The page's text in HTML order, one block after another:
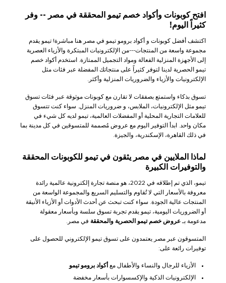
افتح كوبونات وأكواد خصم تيمو المحققة في مصر -- وفر
كثيراً اليوم!
اكتشف أفضل كوبونات و أكواد برومو تيمو في مصر هنا مباشرة! تيمو يقدم
مجموعة واسعة من المنتجات---من الإلكترونيات المبتكرة والأزياء العصرية
إلى الأجهزة المنزلية الفعالة ومواد التجميل الممتازة. استخدم أكواد خصم
تيمو الحصرية لدينا لتوفر كثيراً على منتجاتك المفضلة عبر فئات مثل
الإلكترونيات والأزياء والضروريات المنزلية وأكثر.
تسوق بذكاء واستمتع بصفقات لا تقارن مع كوبونات موثوقة عبر فئات تسوق
تيمو مثل الإلكترونيات، الملابس، و ضروريات المنزل. سواء كنت تتسوق
للعلامات التجارية المحلية أو المفضلات العالمية، تيمو لديه كل شيء في
مكان واحد. ابدأ التوفير اليوم مع عروض مُصممة للمتسوقين في كل مدينة بما
في ذلك القاهرة، الإسكندرية، والجيزة.
لماذا الملايين في مصر يثقون في تيمو للكوبونات المحققة
والتوفيرات الكبيرة
تيمو، الذي تم إطلاقه في 2022، هو منصة تجارة إلكترونية عالمية رائدة
معروفة بالأسعار التي لا تُقاوم والتسليم السريع والمجموعة الواسعة من
المنتجات عالية الجودة. سواء كنت تبحث عن أحدث الأدوات أو الأزياء الأنيقة
أو الضروريات اليومية، تيمو يقدم تجربة تسوق سلسة وبأسعار معقولة
مدعومة بـ عروض خصم تيمو الحصرية والمحققة في مصر.
المتسوقون عبر مصر يعتمدون على تسوق تيمو الإلكتروني للحصول على
توفيرات رائعة على:
الأزياء للرجال والنساء والأطفال مع أكواد برومو تيمو
الإلكترونيات الذكية والإكسسوارات بأسعار مخفضة